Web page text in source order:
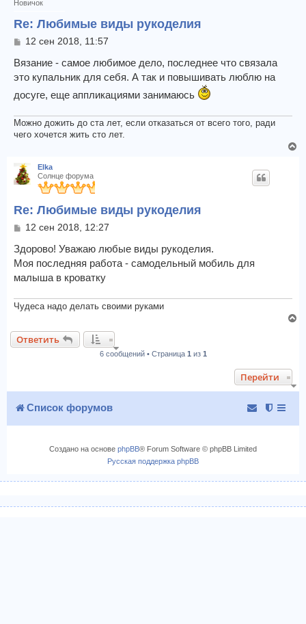
Новичок
Re: Любимые виды рукоделия
С
о
б
щ
е
и
е
12 сен 2018, 11:57
Вязание - самое любимое дело, последнее что связала
это купальник для себя. А так и повышивать люблю на
досуге, еще аппликациями занимаюсь
Можно дожить до ста лет, если отказаться от всего того, ради
чего хочется жить сто лет.
Elka
Солнце форума
Re: Любимые виды рукоделия
С
о
б
щ
е
и
е
12 сен 2018, 12:27
Здорово! Уважаю любые виды рукоделия.
Моя последняя работа - самодельный мобиль для
малыша в кроватку
Чудеса надо делать своими руками
ь
к
Ответить
6 сообщений • Страница 1 из 1
Перейти
Список форумов
Создано на основе phpBB® Forum Software © phpBB Limited
Русская поддержка phpBB